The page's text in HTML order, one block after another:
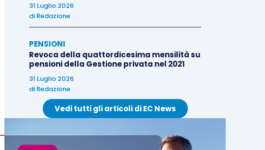
31 Luglio 2026
di Redazione
PENSIONI
Revoca della quattordicesima mensilità su
pensioni della Gestione privata nel 2021
31 Luglio 2026
di Redazione
Vedi tutti gli articoli di EC News